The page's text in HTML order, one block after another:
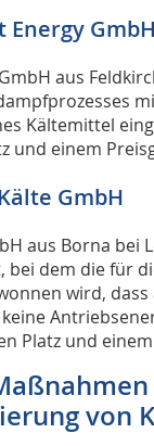
Energy GmbH
aus
Kältemittel
und einem
GmbH
aus Borna
bei dem die für
wird,
Platz und
von